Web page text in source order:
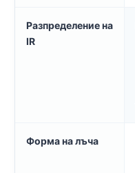
Разпределение на
IR
Форма на лъча